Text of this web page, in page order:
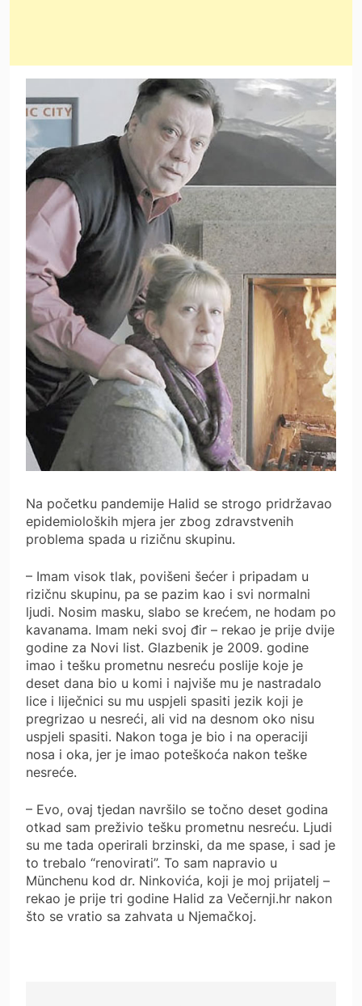
Na početku pandemije Halid se strogo pridržavao
epidemioloških mjera jer zbog zdravstvenih
problema spada u rizičnu skupinu.
– Imam visok tlak, povišeni šećer i pripadam u
rizičnu skupinu, pa se pazim kao i svi normalni
ljudi. Nosim masku, slabo se krećem, ne hodam po
kavanama. Imam neki svoj đir – rekao je prije dvije
godine za Novi list. Glazbenik je 2009. godine
imao i tešku prometnu nesreću poslije koje je
deset dana bio u komi i najviše mu je nastradalo
lice i liječnici su mu uspjeli spasiti jezik koji je
pregrizao u nesreći, ali vid na desnom oko nisu
uspjeli spasiti. Nakon toga je bio i na operaciji
nosa i oka, jer je imao poteškoća nakon teške
nesreće.
– Evo, ovaj tjedan navršilo se točno deset godina
otkad sam preživio tešku prometnu nesreću. Ljudi
su me tada operirali brzinski, da me spase, i sad je
to trebalo “renovirati”. To sam napravio u
Münchenu kod dr. Ninkovića, koji je moj prijatelj –
rekao je prije tri godine Halid za Večernji.hr nakon
što se vratio sa zahvata u Njemačkoj.